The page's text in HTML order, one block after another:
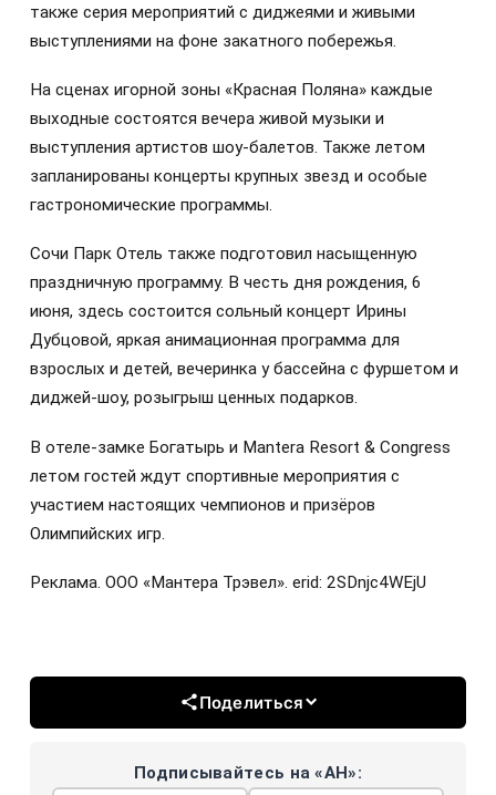
также серия мероприятий с диджеями и живыми
выступлениями на фоне закатного побережья.
На сценах игорной зоны «Красная Поляна» каждые
выходные состоятся вечера живой музыки и
выступления артистов шоу-балетов. Также летом
запланированы концерты крупных звезд и особые
гастрономические программы.
Сочи Парк Отель также подготовил насыщенную
праздничную программу. В честь дня рождения, 6
июня, здесь состоится сольный концерт Ирины
Дубцовой, яркая анимационная программа для
взрослых и детей, вечеринка у бассейна с фуршетом и
диджей-шоу, розыгрыш ценных подарков.
В отеле-замке Богатырь и Mantera Resort & Congress
летом гостей ждут спортивные мероприятия с
участием настоящих чемпионов и призёров
Олимпийских игр.
Реклама. ООО «Мантера Трэвел». erid: 2SDnjc4WEjU
Поделиться
Подписывайтесь на «АН»: